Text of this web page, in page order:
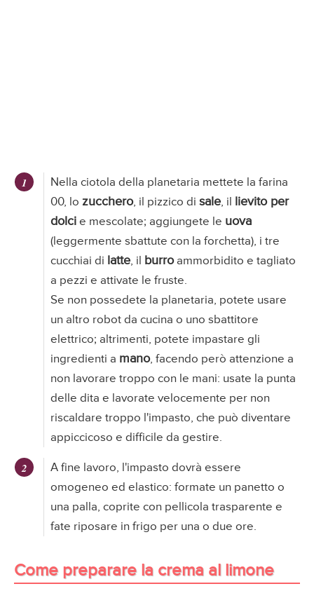
Nella ciotola della planetaria mettete la farina
00, lo zucchero, il pizzico di sale, il lievito per
dolci e mescolate; aggiungete le uova
(leggermente sbattute con la forchetta), i tre
cucchiai di latte, il burroammorbidito e tagliato
a pezzi e attivate le fruste.
Se non possedete la planetaria, potete usare
un altro robot da cucina o uno sbattitore
elettrico; altrimenti, potete impastare gli
ingredienti a mano, facendo però attenzione a
non lavorare troppo con le mani: usate la punta
delle dita e lavorate velocemente per non
riscaldare troppo l'impasto, che può diventare
appiccicoso e difficile da gestire.
A fine lavoro, l'impasto dovrà essere
omogeneo ed elastico: formate un panetto o
una palla, coprite con pellicola trasparente e
fate riposare in frigo per una o due ore.
Come preparare la crema al limone